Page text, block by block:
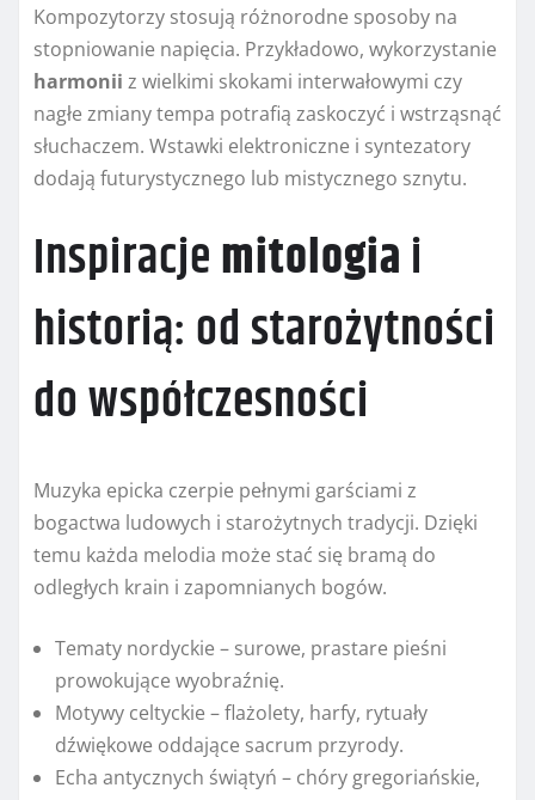
Kompozytorzy stosują różnorodne sposoby na
stopniowanie napięcia. Przykładowo, wykorzystanie
harmonii z wielkimi skokami interwałowymi czy
nagłe zmiany tempa potrafią zaskoczyć i wstrząsnąć
słuchaczem. Wstawki elektroniczne i syntezatory
dodają futurystycznego lub mistycznego sznytu.
Inspiracjemitologiai
historią: od starożytności
do współczesności
Muzyka epicka czerpie pełnymi garściami z
bogactwa ludowych i starożytnych tradycji. Dzięki
temu każda melodia może stać się bramą do
odległych krain i zapomnianych bogów.
Tematy nordyckie – surowe, prastare pieśni
prowokujące wyobraźnię.
Motywy celtyckie – flażolety, harfy, rytuały
dźwiękowe oddające sacrum przyrody.
Echa antycznych świątyń – chóry gregoriańskie,